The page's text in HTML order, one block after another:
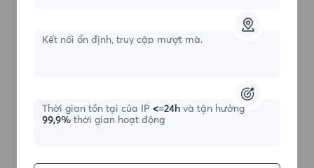
Proxy Dân cư Không giới hạn
Kết nối ổn định, truy cập mượt mà.
Thời gian tồn tại của IP <=24h và tận hưởng
99,9%thời gian hoạt động